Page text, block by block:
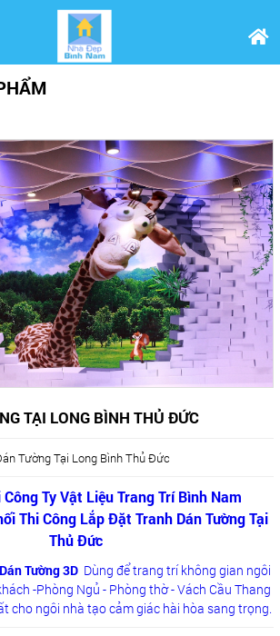
TẠI LONG BÌNH THỦ ĐỨC
Tường Tại Long Bình Thủ Đức
Công Ty Vật Liệu Trang Trí Bình Nam
Thi Công Lắp Đặt Tranh Dán Tường Tại
Thủ Đức
Tường 3D Dùng để trang trí không gian ngôi
-Phòng Ngủ - Phòng thờ - Vách Cầu Thang
cho ngôi nhà tạo cảm giác hài hòa sang trọng.